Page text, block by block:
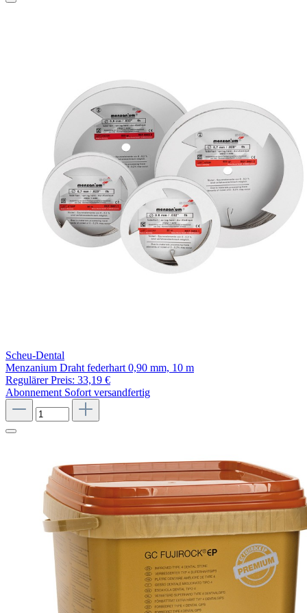
Scheu-Dental
Menzanium Draht federhart 0,90 mm, 10 m
Regulärer Preis: 33,19 €
Abonnement Sofort versandfertig